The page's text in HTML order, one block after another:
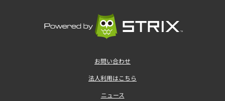
お問い合わせ
法人利用はこちら
ニュース